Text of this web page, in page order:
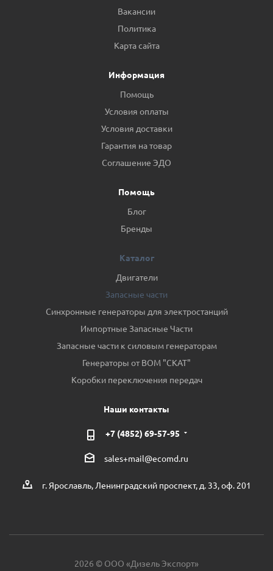
Вакансии
Политика
Карта сайта
Информация
Помощь
Условия оплаты
Условия доставки
Гарантия на товар
Соглашение ЭДО
Помощь
Блог
Бренды
Каталог
Двигатели
Запасные части
Синхронные генераторы для электростанций
Импортные Запасные Части
Запасные части к силовым генераторам
Генераторы от ВОМ "СКАТ"
Коробки переключения передач
Наши контакты
+7 (4852) 69-57-95
sales+mail@ecomd.ru
г. Ярославль, Ленинградский проспект, д. 33, оф. 201
2026 © ООО «Дизель Экспорт»